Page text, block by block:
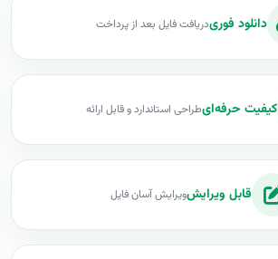
دانلود فوریدریافت فایل بعد از پرداخت
کیفیت حرفه‌ایطراحی استاندارد و قابل ارائه
قابل ویرایشویرایش آسان فایل